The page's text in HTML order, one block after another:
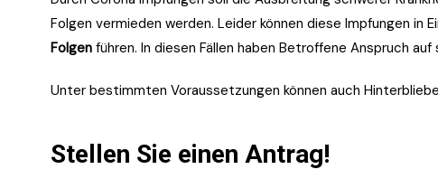
Folgen vermieden werden. Leider können diese Impfungen in
Folgen führen. In diesen Fällen haben Betroffene Anspruch
Unter bestimmten Voraussetzungen können auch
Stellen Sie einen Antrag!